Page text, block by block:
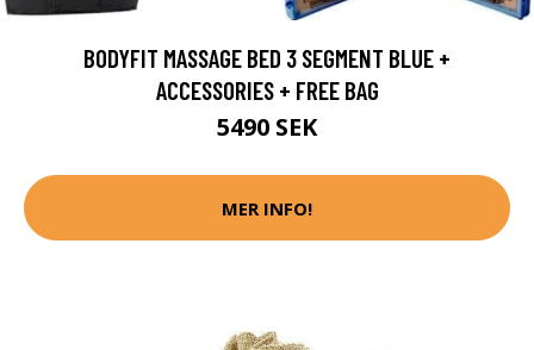
BODYFIT MASSAGE BED 3 SEGMENT BLUE +
ACCESSORIES + FREE BAG
5490 SEK
MER INFO!